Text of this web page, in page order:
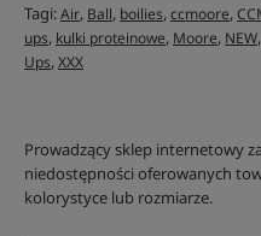
Tagi:Air, Ball, boilies,ccmoore,
ups, kulki proteinowe, Moore, NEW,
Ups,XXX
Prowadzący sklep internetowy
niedostępności oferowanych
kolorystyce lub rozmiarze.